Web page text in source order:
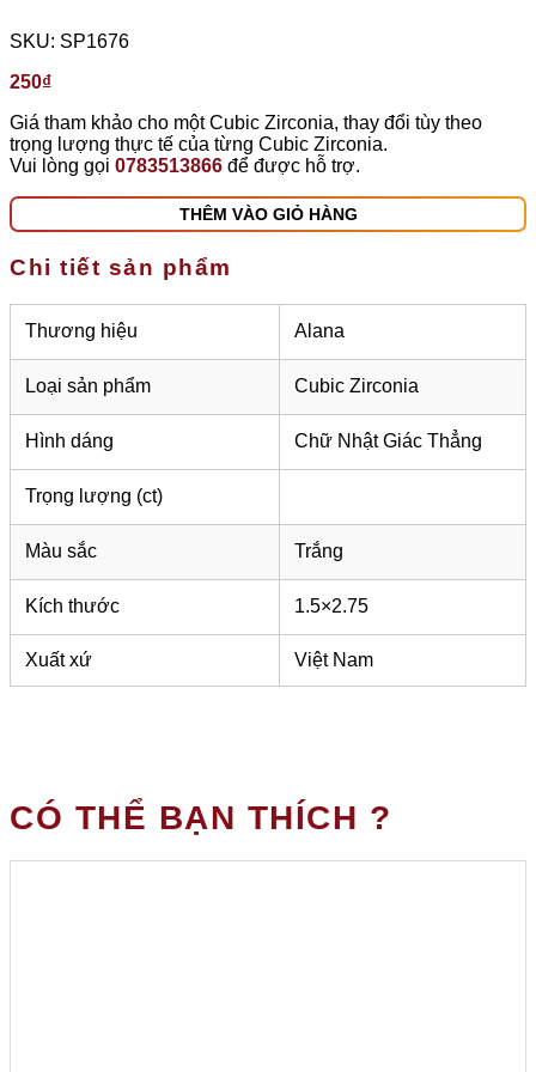
SKU: SP1676
250₫
Giá tham khảo cho một Cubic Zirconia, thay đổi tùy theo
trọng lượng thực tế của từng Cubic Zirconia.
Vui lòng gọi 0783513866 để được hỗ trợ.
THÊM VÀO GIỎ HÀNG
Chi tiết sản phẩm
Thương hiệu Alana
Loại sản phẩm Cubic Zirconia
Hình dáng Chữ Nhật Giác Thẳng
Trọng lượng (ct)
Màu sắc Trắng
Kích thước 1.5×2.75
Xuất xứ Việt Nam
CÓ THỂ BẠN THÍCH ?